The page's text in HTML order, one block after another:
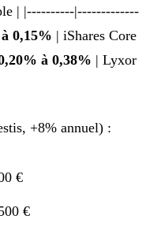
| |----------|-------------
0,15% | iShares Core
à 0,38% | Lyxor
+8% annuel) :
€
€